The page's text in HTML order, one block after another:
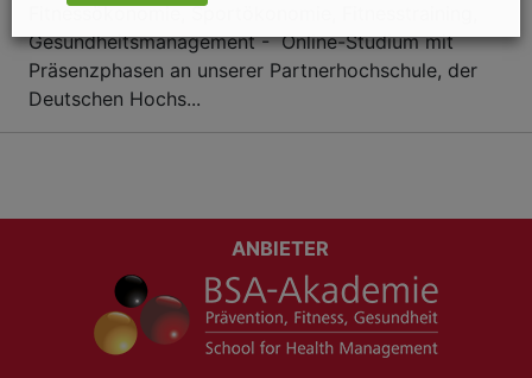
Fitnessökonomie, Sportökonomie, Fitnesstraining,
Gesundheitsmanagement - Online-Studium mit
Präsenzphasen an unserer Partnerhochschule, der
Deutschen Hochs...
ANBIETER